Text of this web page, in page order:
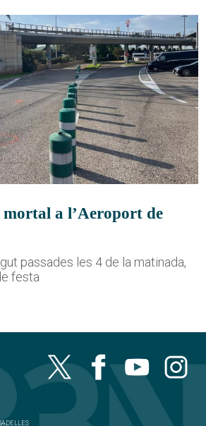
a l’Aeroport de
passades les 4 de la matinada,
festa